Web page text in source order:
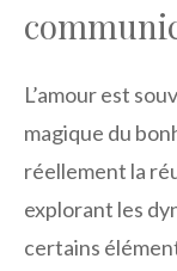
L’amour est
magique du
réellement la
explorant les
certains